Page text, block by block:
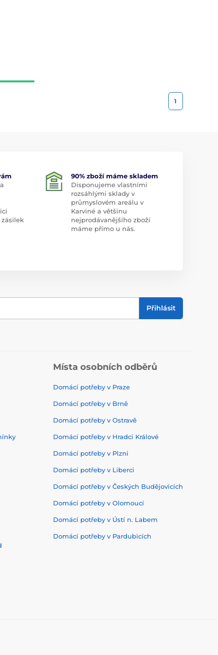
1
90% zboží máme skladem
Disponujeme vlastními
rozsáhlými sklady v
průmyslovém areálu v
Karviné a většinu
nejprodávanějšího zboží
máme přímo u nás.
Přihlásit
Místa osobních odběrů
Domácí potřeby v Praze
Domácí potřeby v Brně
Domácí potřeby v Ostravě
Domácí potřeby v Hradci Králové
Domácí potřeby v Plzni
Domácí potřeby v Liberci
Domácí potřeby v Českých Budějovicích
Domácí potřeby v Olomoucí
Domácí potřeby v Ústí n. Labem
Domácí potřeby v Pardubicích